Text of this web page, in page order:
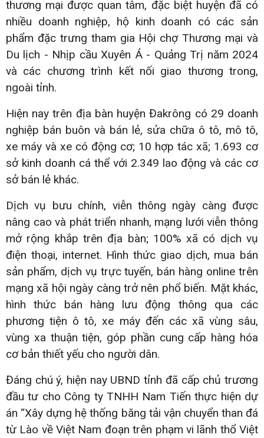
thương mại được quan tâm, đặc biệt huyện đã có
nhiều doanh nghiệp, hộ kinh doanh có các sản
phẩm đặc trưng tham gia Hội chợ Thương mại và
Du lịch - Nhịp cầu Xuyên Á - Quảng Trị năm 2024
và các chương trình kết nối giao thương trong,
ngoài tỉnh.
Hiện nay trên địa bàn huyện Đakrông có 29 doanh
nghiệp bán buôn và bán lẻ, sửa chữa ô tô, mô tô,
xe máy và xe có động cơ; 10 hợp tác xã; 1.693 cơ
sở kinh doanh cá thể với 2.349 lao động và các cơ
sở bán lẻ khác.
Dịch vụ bưu chính, viễn thông ngày càng được
nâng cao và phát triển nhanh, mạng lưới viễn thông
mở rộng khắp trên địa bàn; 100% xã có dịch vụ
điện thoại, internet. Hình thức giao dịch, mua bán
sản phẩm, dịch vụ trực tuyến, bán hàng online trên
mạng xã hội ngày càng trở nên phổ biến. Mặt khác,
hình thức bán hàng lưu động thông qua các
phương tiện ô tô, xe máy đến các xã vùng sâu,
vùng xa thuận tiện, góp phần cung cấp hàng hóa
cơ bản thiết yếu cho người dân.
Đáng chú ý, hiện nay UBND tỉnh đã cấp chủ trương
đầu tư cho Công ty TNHH Nam Tiến thực hiện dự
án “Xây dựng hệ thống băng tải vận chuyển than đá
từ Lào về Việt Nam đoạn trên phạm vi lãnh thổ Việt